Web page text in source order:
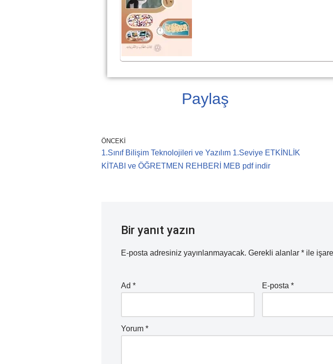
Paylaş
ÖNCEKI
1.Sınıf Bilişim Teknolojileri ve Yazılım 1.Seviye ETKİNLİK
KİTABI ve ÖĞRETMEN REHBERİ MEB pdf indir
Bir yanıt yazın
E-posta adresiniz yayınlanmayacak. Gerekli alanlar *ile
Ad * E-posta*
Yorum *